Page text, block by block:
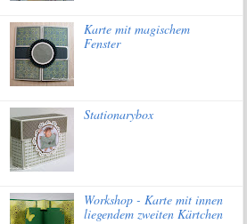
Karte mit magischem
Fenster
Stationarybox
Workshop - Karte mit innen
liegendem zweiten Kärtchen